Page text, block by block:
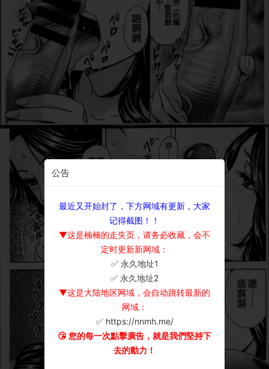
公告
最近又开始封了，下方网域有更新，大家
记得截图！！
▼这是楠楠的走失页，请务必收藏，会不
定时更新新网域：
✅ 永久地址1
✅ 永久地址2
▼这是大陆地区网域，会自动跳转最新的
网域：
✅ https://nnmh.me/
😘 您的每一次點擊廣告，就是我們堅持下
去的動力！